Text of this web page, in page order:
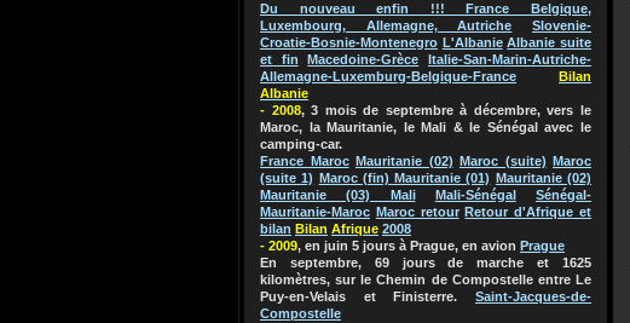
Du nouveau enfin !!! France Belgique,
Luxembourg, Allemagne, Autriche
Slovenie-
Croatie-Bosnie-Montenegro L'Albanie Albanie suite
et fin
Macedoine-Grèce
Italie-San-Marin-Autriche-
Allemagne-Luxemburg-Belgique-France
Bilan
Albanie
- 2008, 3 mois de septembre à décembre, vers le
Maroc, la Mauritanie, le Mali & le Sénégal avec le
camping-car.
France Maroc
Mauritanie (02) Maroc (suite)
Maroc
(suite 1)
Maroc (fin) Mauritanie (01)
Mauritanie (02)
Mauritanie (03) Mali
Mali-Sénégal
Sénégal-
Mauritanie-Maroc Maroc retour Retour d'Afrique et
bilan Bilan Afrique 2008
- 2009, en juin 5 jours à Prague, en avion Prague
En septembre, 69 jours de marche et 1625
kilomètres, sur le Chemin de Compostelle entre Le
Puy-en-Velais et Finisterre. Saint-Jacques-de-
Compostelle